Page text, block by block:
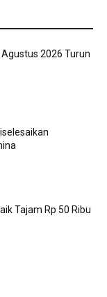
2026 Turun
Tajam Rp 50 Ribu